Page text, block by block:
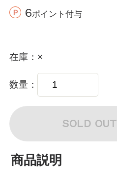
6ポイント付与
在庫 ×
数量
SOLD OUT
商品説明